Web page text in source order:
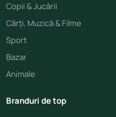
Copii & Jucării
Cărți, Muzică & Filme
Sport
Bazar
Animale
Branduri de top